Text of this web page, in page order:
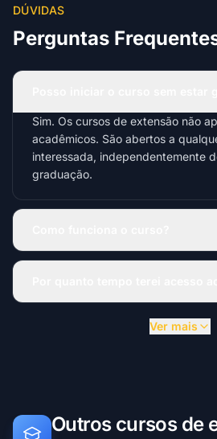
DÚVIDAS
Perguntas
Sim. Os cursos de extensão não
acadêmicos. São abertos a
interessada, independentemente
graduação.
Ver mais
Outros cursos de